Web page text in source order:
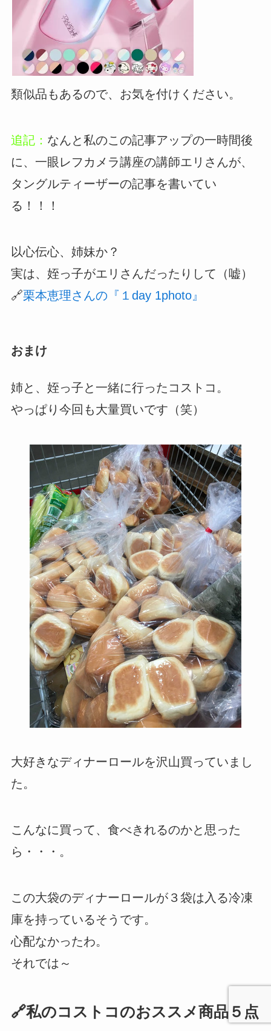
類似品もあるので、お気を付けください。
追記： なんと私のこの記事アップの一時間後
に、一眼レフカメラ講座の講師エリさんが、
タングルティーザーの記事を書いてい
る！！！
以心伝心、姉妹か？
実は、姪っ子がエリさんだったりして（嘘）
🔗栗本恵理さんの『１day 1photo』
おまけ
姉と、姪っ子と一緒に行ったコストコ。
やっぱり今回も大量買いです（笑）
大好きなディナーロールを沢山買っていまし
た。
こんなに買って、食べきれるのかと思った
ら・・・。
この大袋のディナーロールが３袋は入る冷凍
庫を持っているそうです。
心配なかったわ。
それでは～
🔗私のコストコのおススメ商品５点